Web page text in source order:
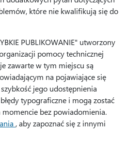
które nie kwalifikują się do
PUBLIKOWANIE" utworzony
pomocy technicznej
zawarte w tym miejscu są
na pojawiające się
jego udostępnienia
typograficzne i mogą zostać
bez powiadomienia.
, aby zapoznać się z innymi